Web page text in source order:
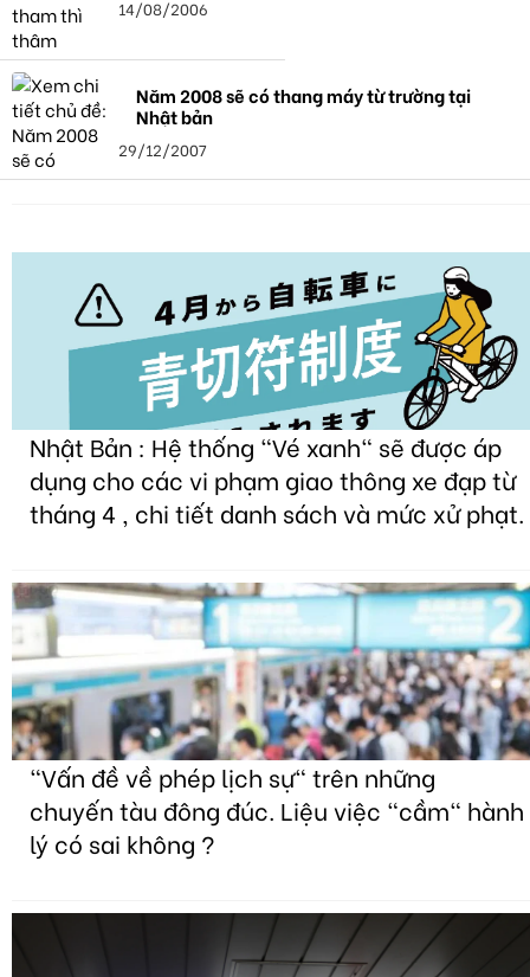
14/08/2006
Năm 2008 sẽ có thang máy từ trường tại
Nhật bản
29/12/2007
Nhật Bản : Hệ thống "Vé xanh" sẽ được áp
dụng cho các vi phạm giao thông xe đạp từ
tháng 4 , chi tiết danh sách và mức xử phạt.
"Vấn đề về phép lịch sự" trên những
chuyến tàu đông đúc. Liệu việc "cầm" hành
lý có sai không ?